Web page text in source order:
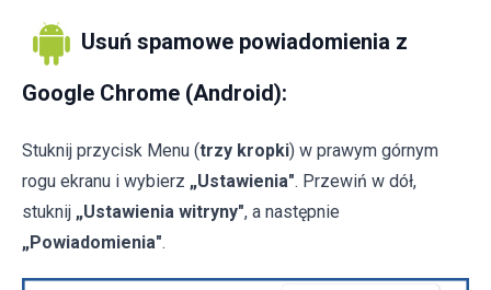
Usuń spamowe powiadomienia z
Google Chrome (Android):
Stuknij przycisk Menu (trzy kropki) w prawym górnym
rogu ekranu i wybierz „Ustawienia". Przewiń w dół,
stuknij „Ustawienia witryny", a następnie
„Powiadomienia".